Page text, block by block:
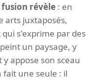
fusion révèle : en
arts juxtaposés,
s'exprime par des
un paysage, y
appose son sceau
fait une seule : il